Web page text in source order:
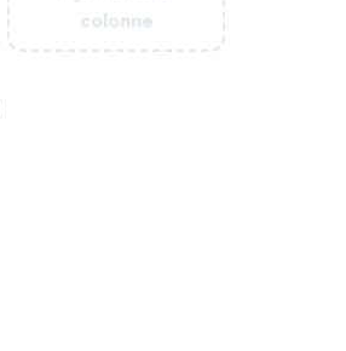
colonne
colonne
colonne
colonne
colonne